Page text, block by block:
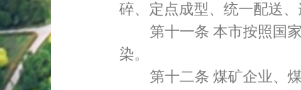
碎、定点成型、统一配送、
第十一条 本市按照国
染。
第十二条 煤矿企业、